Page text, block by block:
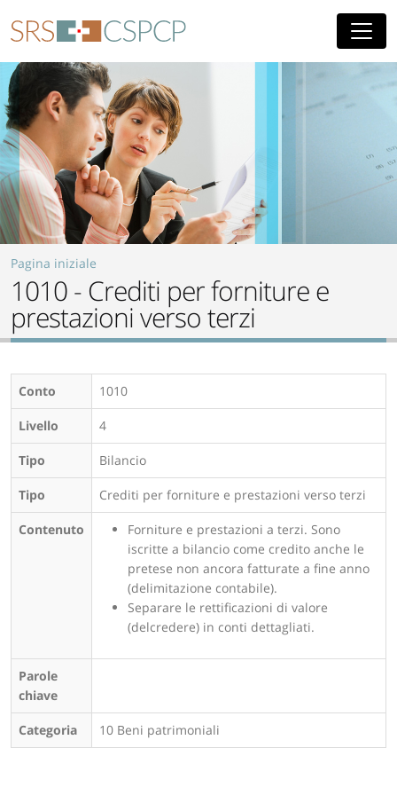
Pagina iniziale
1010 - Crediti per forniture e
prestazioni verso terzi
Conto 1010
Livello 4
Tipo Bilancio
Tipo Crediti per forniture e prestazioni verso terzi
Contenuto
Forniture e prestazioni a terzi. Sono
iscritte a bilancio come credito anche le
pretese non ancora fatturate a fine anno
(delimitazione contabile).
Separare le rettificazioni di valore
(delcredere) in conti dettagliati.
Parole
chiave
Categoria 10 Beni patrimoniali